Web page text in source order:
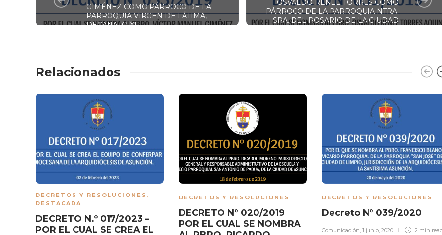
GIMÉNEZ COMO PÁRROCO DE LA
PARROQUIA VIRGEN DE FÁTIMA,
DECANATO XI
OSVALDO RENÉE TORRES COMO
PÁRROCO DE LA PARROQUIA NTRA.
SRA. DEL ROSARIO DE LA CIUDAD
Relacionados
DECRETOS Y RESOLUCIONES ,
DESTACADA
DECRETO N.º 017/2023 –
POR EL CUAL SE CREA EL
DECRETOS Y RESOLUCIONES
DECRETO N° 020/2019
POR EL CUAL SE NOMBRA
DECRETOS Y RESOLUCIONES
Decreto N° 039/2020
Comunicación, 1 junio, 2020 2 min